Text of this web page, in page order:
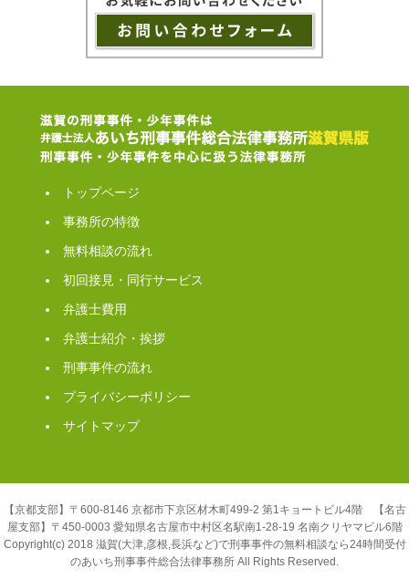
トップページ
事務所の特徴
無料相談の流れ
初回接見・同行サービス
弁護士費用
弁護士紹介・挨拶
刑事事件の流れ
プライバシーポリシー
サイトマップ
【京都支部】〒600-8146 京都市下京区材木町499-2 第1キョートビル4階 【名古
屋支部】〒450-0003 愛知県名古屋市中村区名駅南1-28-19 名南クリヤマビル6階
Copyright(c) 2018 滋賀(大津,彦根,長浜など)で刑事事件の無料相談なら24時間受付
のあいち刑事事件総合法律事務所 All Rights Reserved.